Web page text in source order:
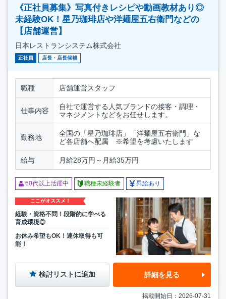
《正社員募集》写真付きレシピや動画教材あり◎
未経験OK！星乃珈琲店や洋麺屋五右衛門などの
【店舗運営】
日本レストランシステム株式会社
正社員 店長・店長候補
職種 店舗運営スタッフ
仕事内容
自社で運営する人気ブランドの接客・調理・
マネジメントなどをお任せします。
勤務地
全国の「星乃珈琲店」「洋麺屋五右衛門」な
ど各店舗へ配属 ※希望を考慮いたします
給与 月給28万円～月給35万円
60代以上活躍中 職種未経験者 昇給あり
ここがオススメ！
経験・資格不問！段階的に学べる
育成環境◎
お休み希望もOK！連休取得も可
能！
検討リストに追加 詳細を見る
掲載開始日：2026-07-31